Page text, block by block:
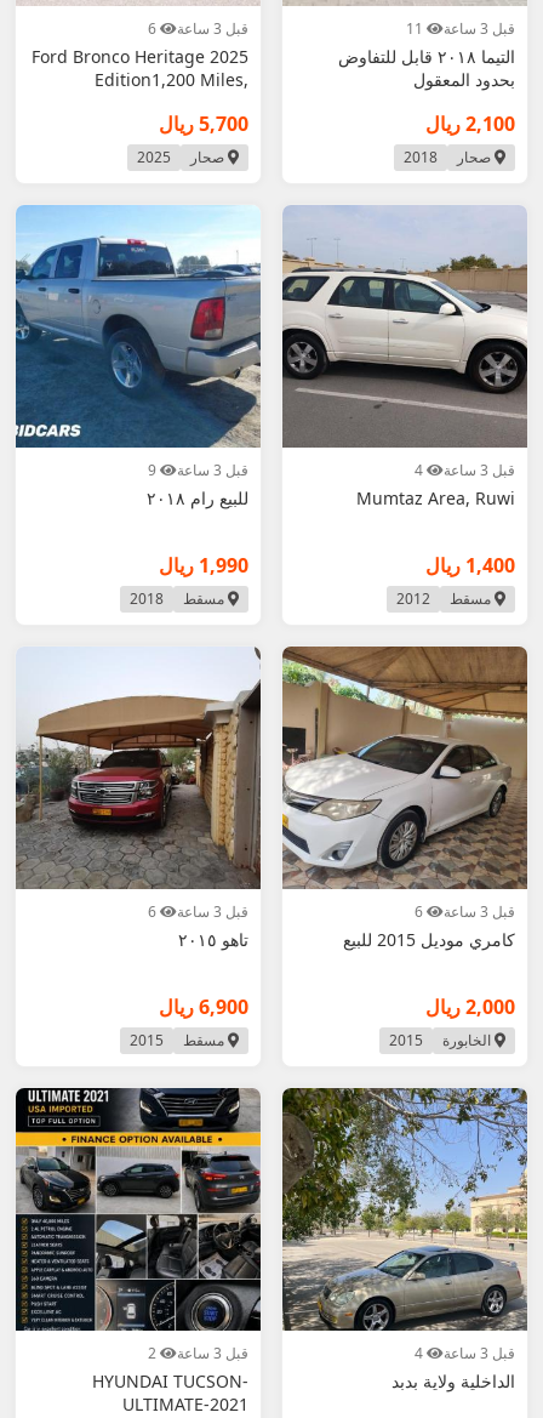
قبل 3 ساعة
التيما ٢٠١٨ قابل للتفاوض
بحدود المعقول
2,100 ريال
صحار 2018
قبل 3 ساعة
2025 Ford Bronco Heritage
Edition1,200 Miles,
5,700 ريال
صحار 2025
قبل 3 ساعة
Mumtaz Area, Ruwi
1,400 ريال
مسقط 2012
قبل 3 ساعة
للبيع رام ٢٠١٨
1,990 ريال
مسقط 2018
قبل 3 ساعة
كامري موديل 2015 للبيع
2,000 ريال
الخابورة 2015
قبل 3 ساعة
تاهو ٢٠١٥
6,900 ريال
مسقط 2015
قبل 3 ساعة
الداخلية ولاية بدبد
قبل 3 ساعة
HYUNDAI TUCSON-
ULTIMATE-2021